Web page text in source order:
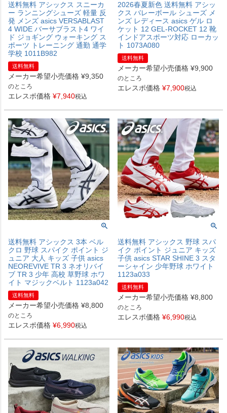
送料無料 アシックス スニーカ
ー ランニングシューズ 軽量 反
発 メンズ asics VERSABLAST
4 WIDE バーサブラスト4 ワイ
ド ジョギング ウォーキング ス
ポーツ トレーニング 通勤 通学
学校 1011B982
送料無料
メーカー希望小売価格 ¥9,350
のところ
エレスポ価格 ¥7,940税込
2026春夏新色 送料無料 アシッ
クス バレーボール シューズ メ
ンズ レディース asics ゲル ロ
ケット 12 GEL-ROCKET 12 靴
インドアスポーツ対応 ローカッ
ト 1073A080
送料無料
メーカー希望小売価格 ¥9,900
のところ
エレスポ価格 ¥7,900税込
送料無料 アシックス 3本 ベル
クロ 野球 スパイク ポイント ジ
ュニア 大人 キッズ 子供 asics
NEOREVIVE TR 3 ネオリバイ
ブ TR 3 少年 高校 草野球 ホワ
イト マジックベルト 1123a042
送料無料
メーカー希望小売価格 ¥8,800
のところ
エレスポ価格 ¥6,990税込
送料無料 アシックス 野球 スパ
イク ポイント ジュニア キッズ
子供 asics STAR SHINE 3 スタ
ーシャイン 少年野球 ホワイト
1123a033
送料無料
メーカー希望小売価格 ¥8,800
のところ
エレスポ価格 ¥6,990税込